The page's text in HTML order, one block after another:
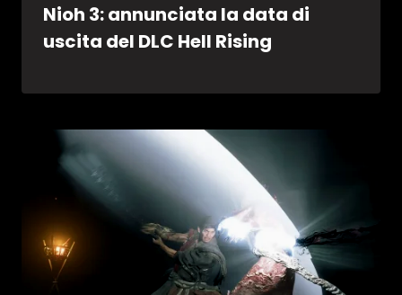
Nioh 3: annunciata la data di
uscita del DLC Hell Rising